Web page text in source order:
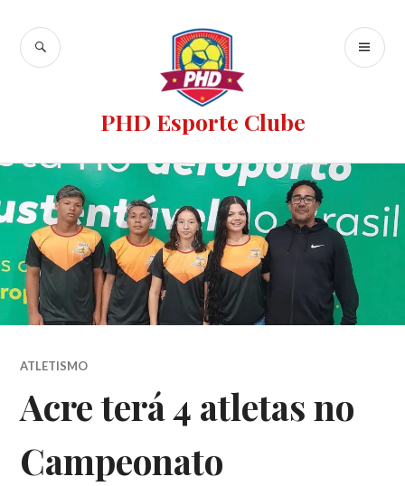
PHD Esporte Clube
ATLETISMO
Acre terá 4 atletas no
Campeonato